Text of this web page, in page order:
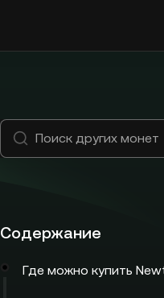
Содержание
Где можно купить